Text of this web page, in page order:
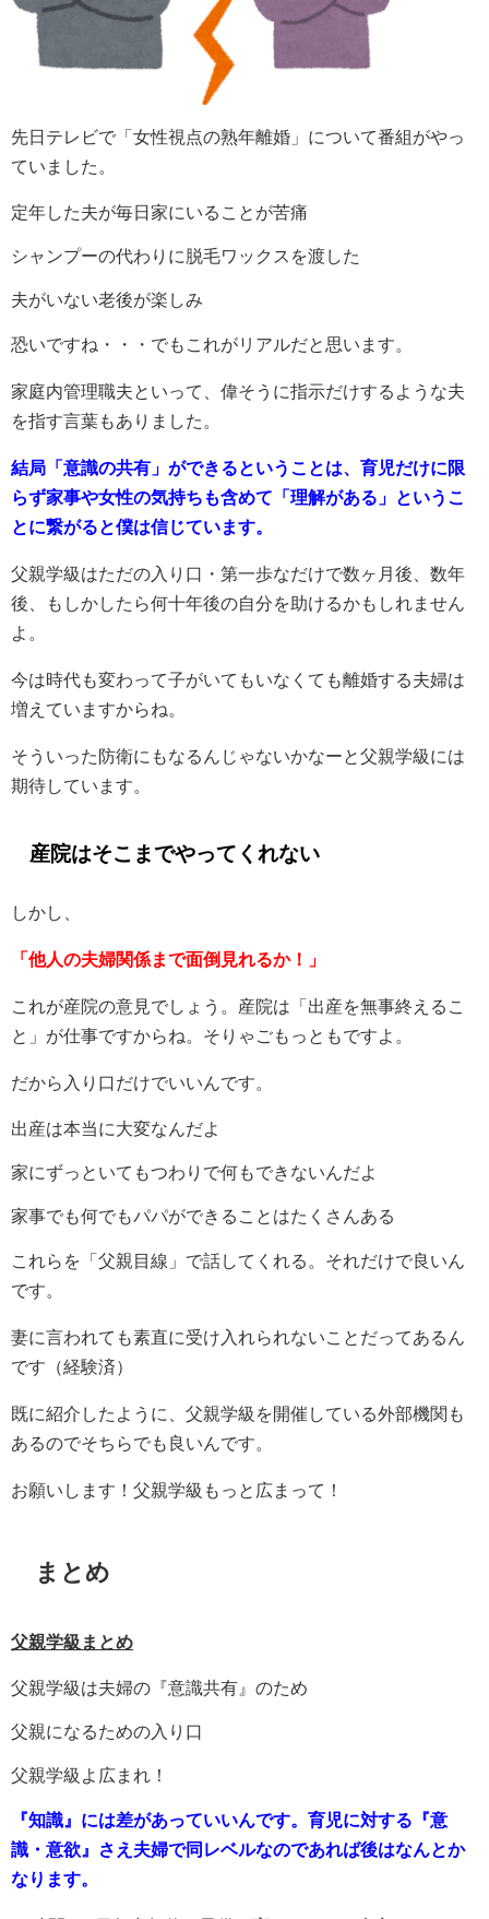
先日テレビで「女性視点の熟年離婚」について番組がやっ
ていました。
定年した夫が毎日家にいることが苦痛
シャンプーの代わりに脱毛ワックスを渡した
夫がいない老後が楽しみ
恐いですね・・・でもこれがリアルだと思います。
家庭内管理職夫といって、偉そうに指示だけするような夫
を指す言葉もありました。
結局「意識の共有」ができるということは、育児だけに限
らず家事や女性の気持ちも含めて「理解がある」というこ
とに繋がると僕は信じています。
父親学級はただの入り口・第一歩なだけで数ヶ月後、数年
後、もしかしたら何十年後の自分を助けるかもしれません
よ。
今は時代も変わって子がいてもいなくても離婚する夫婦は
増えていますからね。
そういった防衛にもなるんじゃないかなーと父親学級には
期待しています。
産院はそこまでやってくれない
しかし、
「他人の夫婦関係まで面倒見れるか！」
これが産院の意見でしょう。産院は「出産を無事終えるこ
と」が仕事ですからね。そりゃごもっともですよ。
だから入り口だけでいいんです。
出産は本当に大変なんだよ
家にずっといてもつわりで何もできないんだよ
家事でも何でもパパができることはたくさんある
これらを「父親目線」で話してくれる。それだけで良いん
です。
妻に言われても素直に受け入れられないことだってあるん
です（経験済）
既に紹介したように、父親学級を開催している外部機関も
あるのでそちらでも良いんです。
お願いします！父親学級もっと広まって！
まとめ
父親学級まとめ
父親学級は夫婦の 『意識共有』 のため
父親になるための入り口
父親学級よ広まれ！
『知識』には差があっていいんです。育児に対する『意
識・意欲』さえ夫婦で同レベルなのであれば後はなんとか
なります。